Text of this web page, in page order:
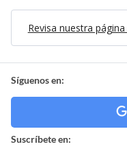
Revisa nuestra
Síguenos en:
Suscríbete en: